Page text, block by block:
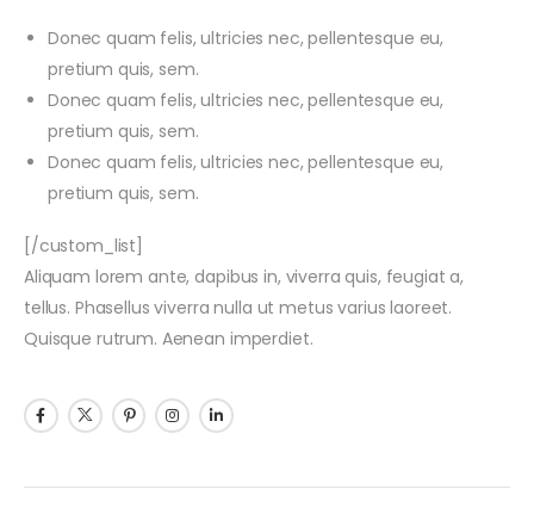
Donec quam felis, ultricies nec, pellentesque eu,
pretium quis, sem.
Donec quam felis, ultricies nec, pellentesque eu,
pretium quis, sem.
Donec quam felis, ultricies nec, pellentesque eu,
pretium quis, sem.
[/custom_list]
Aliquam lorem ante, dapibus in, viverra quis, feugiat a,
tellus. Phasellus viverra nulla ut metus varius laoreet.
Quisque rutrum. Aenean imperdiet.